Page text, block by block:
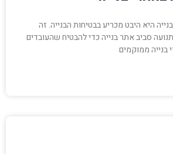
היא היבט מכריע בבטיחות הבנייה. זה
סביב אתר בנייה כדי להבטיח שהעובדים
בנייה ממוקמים